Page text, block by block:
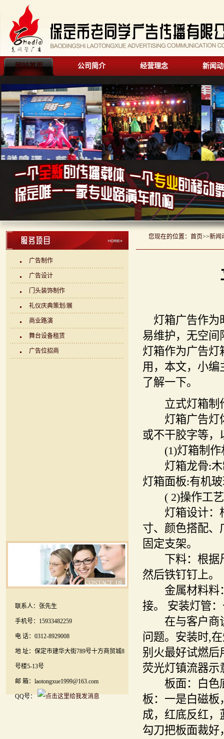
网站首页 公司简介 经营理念 新闻
广告制作
广告设计
门头装饰制作
礼仪庆典策划/展
商业路演
舞台设备租赁
广告位招商
联系人：张先生
手机号：15933482259
电 话：0312-8929008
地 址：保定市建华大街789号十方商贸城8
号楼5-13号
邮 箱：laotongxue1999@163.com
QQ号：
您现在的位置： 首页>>新闻
灯箱广告作为
易维护，无空间
灯箱作为广告灯
用，本文，小
了解一下。
立式灯箱制
灯箱广告灯体
或不干胶字等，
(1)灯箱制作
灯箱龙骨:木
灯箱面板:有机
( 2)操作工艺
灯箱设计：根
寸、颜色搭配、
固定支架。
下料：根据尺
然后铁钉钉上。
金属材料料：
接。 安装灯管
在与客户商谈
问题。安装时,
别火最好试燃后
荧光灯镇流器示
板面：白色底
板：一是白磁板
成，红底反红，
勾刀把板面裁好